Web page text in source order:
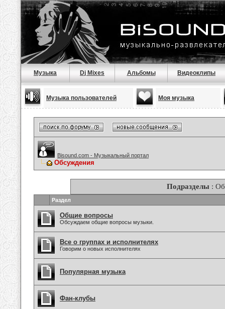
Музыка Dj Mixes Альбомы Видеоклипы
Музыка пользователей Моя музыка
Bisound.com - Музыкальный портал
Обсуждения
Подразделы :
Раздел
Общие вопросы
Обсуждаем общие вопросы музыки.
Все о группах и исполнителях
Говорим о новых исполнителях
Популярная музыка
Фан-клубы